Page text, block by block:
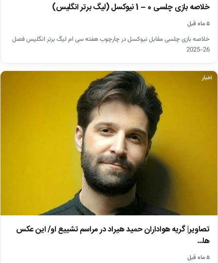
خلاصه بازی چلسی 0 – 1 نیوکسل (لیگ برتر انگلیس)
۵ ماه قبل
خلاصه بازی چلسی مقابل نیوکسل در چارچوب هفته سی ام لیگ برتر انگلیس فصل
26-2025
اخبار
تصاویر| گریه هواداران حمید هیراد در مراسم تشییع او/ این عکس
ها…
۵ ماه قبل